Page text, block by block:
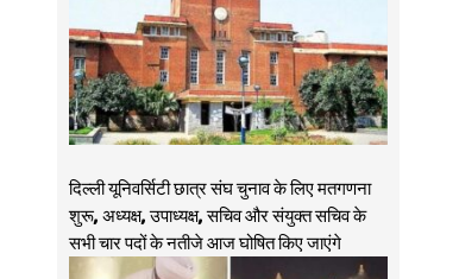
दिल्ली यूनिवर्सिटी छात्र संघ चुनाव के लिए मतगणना
शुरू, अध्यक्ष, उपाध्यक्ष, सचिव और संयुक्त सचिव के
सभी चार पदों के नतीजे आज घोषित किए जाएंगे